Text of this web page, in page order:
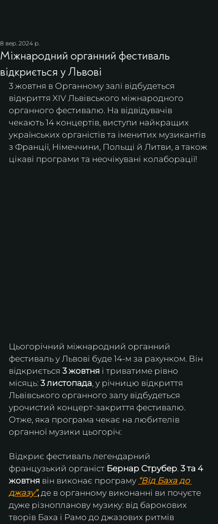
Міжнародний органний фестиваль
відкриється у Львові
8 вер. 2024 р.
3 жовтня в Органному залі відбудеться
відкриття XIV Львівського міжнародного
органного фестивалю. На відвідувачів
чекають 14 концертів, виступи найкращих
українських органістів та іменитих музикантів
з Франції, Німеччини, Польщі й Литви, а також
цікаві програми та неочікувані колаборації!
Цьогорічний міжнародний органний
фестиваль у Львові буде 14-м за рахунком. Він
відкриється 3 жовтня і триватиме рівно
місяць: 3 листопада, у річницю відкриття
Львівського органного залу відбудеться
урочистий концерт-закриття фестивалю.
Отже, яка програма чекає на любителів
органної музики цьогоріч:
Відкриє фестиваль легендарний
французький органіст Бернар Струбер. 3 та 4
жовтня він виконає програму “Від Баха до
джазу”, де в органному виконанні ви почуєте
дуже різнопланову музику: від барокових
творів Баха і Рамо до джазових ритмів